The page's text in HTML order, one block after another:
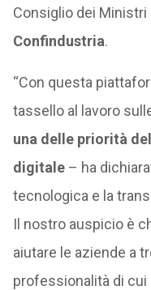
Consiglio dei
Confindustria.
“Con questa
tassello al lavoro
una delle priorità
digitale– ha
tecnologica e la
Il nostro auspicio è
aiutare le aziende a
professionalità di cui